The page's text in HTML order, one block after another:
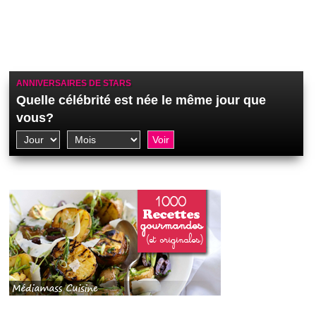
ANNIVERSAIRES DE STARS
Quelle célébrité est née le même jour que
vous?